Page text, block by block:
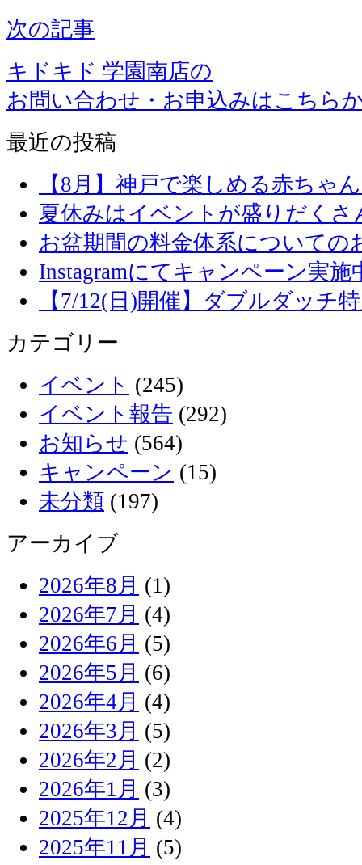
次の記事
キドキド 学園南店の
お問い合わせ・お申込みはこちら
最近の投稿
【8月】神戸で楽しめる赤ちゃ
夏休みはイベントが盛りだくさ
お盆期間の料金体系についての
Instagramにてキャンペーン実施
【7/12(日)開催】ダブルダッチ
カテゴリー
イベント (245)
イベント報告 (292)
お知らせ (564)
キャンペーン (15)
未分類 (197)
アーカイブ
2026年8月 (1)
2026年7月 (4)
2026年6月 (5)
2026年5月 (6)
2026年4月 (4)
2026年3月 (5)
2026年2月 (2)
2026年1月 (3)
2025年12月 (4)
2025年11月 (5)